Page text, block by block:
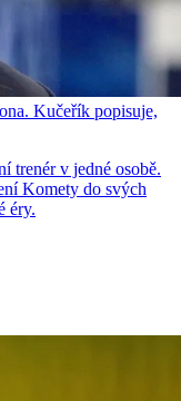
Kučeřík popisuje,
trenér v jedné osobě.
Komety do svých
éry.